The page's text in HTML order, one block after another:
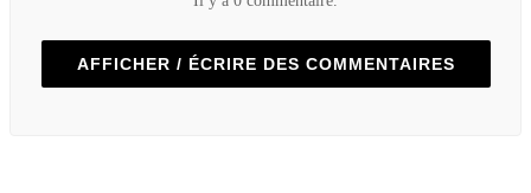
AFFICHER / ÉCRIRE DES COMMENTAIRES